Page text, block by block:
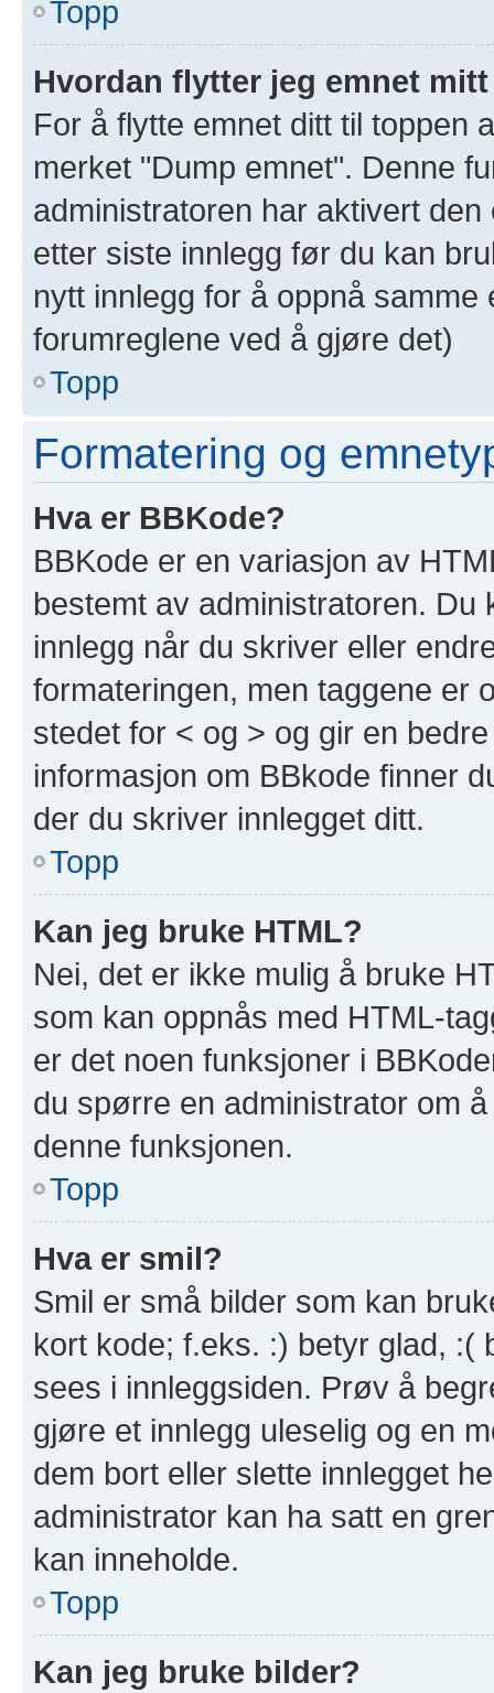
Topp
Hvordan flytter jeg emnet
For å flytte emnet ditt til toppen
merket "Dump emnet". Denne
administratoren har aktivert
etter siste innlegg før du kan
nytt innlegg for å oppnå
forumreglene ved å gjøre det)
Topp
Formatering og
Hva er BBKode?
BBKode er en variasjon av
bestemt av administratoren.
innlegg når du skriver eller
formateringen, men taggene er
stedet for < og > og gir en
informasjon om BBkode finner
der du skriver innlegget ditt.
Topp
Kan jeg bruke HTML?
Nei, det er ikke mulig å bruke
som kan oppnås med HTML-
er det noen funksjoner i
du spørre en administrator om
denne funksjonen.
Topp
Hva er smil?
Smil er små bilder som kan
kort kode; f.eks. :) betyr glad, :(
sees i innleggsiden. Prøv å
gjøre et innlegg uleselig og en
dem bort eller slette innlegget
administrator kan ha satt en
kan inneholde.
Topp
Kan jeg bruke bilder?